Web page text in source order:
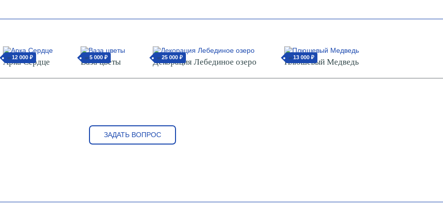
от 12 000 ₽
Арка Сердце от5 000 ₽
Ваза цветы от25 000 ₽
Декорация Лебединое озеро от 13 000 ₽
Плюшевый Медведь
ЗАДАТЬ ВОПРОС